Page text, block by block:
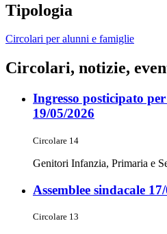
Tipologia
Circolari per alunni e famiglie
Circolari, notizie,
Ingresso posticipato
19/05/2026
Circolare 14
Genitori Infanzia, Primaria e
Assemblee sindacale
Circolare 13